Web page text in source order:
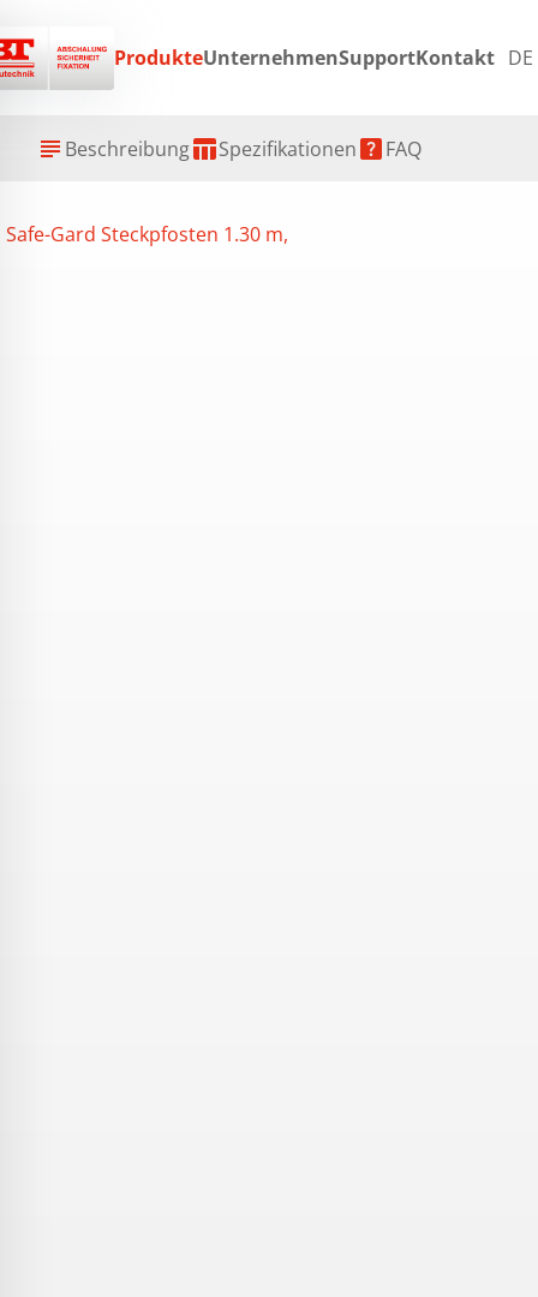
ProdukteUnternehmenSupportKontakt DE
subject Beschreibungtable_chartSpezifikationenhelp_centerFAQ
Safe-Gard Steckpfosten 1.30 m,